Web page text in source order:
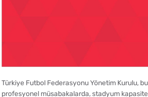
Türkiye Futbol Federasyonu Yönetim Kurulu,
profesyonel müsabakalarda, stadyum